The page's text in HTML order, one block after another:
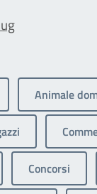
Animale
Concorsi